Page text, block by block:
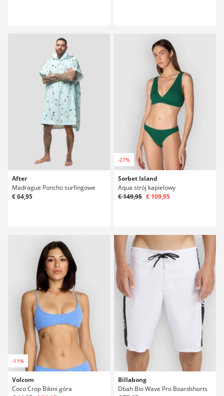
After
Madrague Poncho surfingowe
€ 64,95
-27%
Sorbet Island
Aqua strój kapielowy
€ 149,95 € 109,95
-11%
Volcom
Coco Crop Bikini góra
Billabong
Dbah Bio Wave Pro Boardshorts